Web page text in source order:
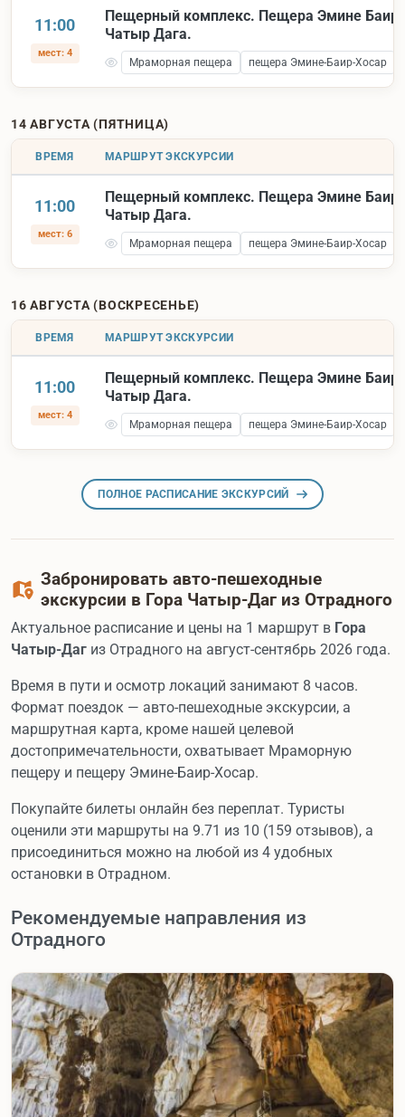
11:00
мест: 4
Пещерный комплекс. Пещера Эмине Баир
Чатыр Дага.
Мраморная пещера пещера Эмине-Баир-Хосар
14 АВГУСТА (ПЯТНИЦА)
ВРЕМЯ МАРШРУТ ЭКСКУРСИИ
11:00
мест: 6
Пещерный комплекс. Пещера Эмине Баир
Чатыр Дага.
Мраморная пещера пещера Эмине-Баир-Хосар
16 АВГУСТА (ВОСКРЕСЕНЬЕ)
ВРЕМЯ МАРШРУТ ЭКСКУРСИИ
11:00
мест: 4
Пещерный комплекс. Пещера Эмине Баир
Чатыр Дага.
Мраморная пещера пещера Эмине-Баир-Хосар
ПОЛНОЕ РАСПИСАНИЕ ЭКСКУРСИЙ
Забронировать авто-пешеходные
экскурсии в Гора Чатыр-Даг из Отрадного
Актуальное расписание и цены на 1 маршрут в Гора
Чатыр-Даг из Отрадного на август-сентябрь 2026 года.
Время в пути и осмотр локаций занимают 8 часов.
Формат поездок — авто-пешеходные экскурсии, а
маршрутная карта, кроме нашей целевой
достопримечательности, охватывает Мраморную
пещеру и пещеру Эмине-Баир-Хосар.
Покупайте билеты онлайн без переплат. Туристы
оценили эти маршруты на 9.71 из 10 (159 отзывов), а
присоединиться можно на любой из 4 удобных
остановки в Отрадном.
Рекомендуемые направления из
Отрадного